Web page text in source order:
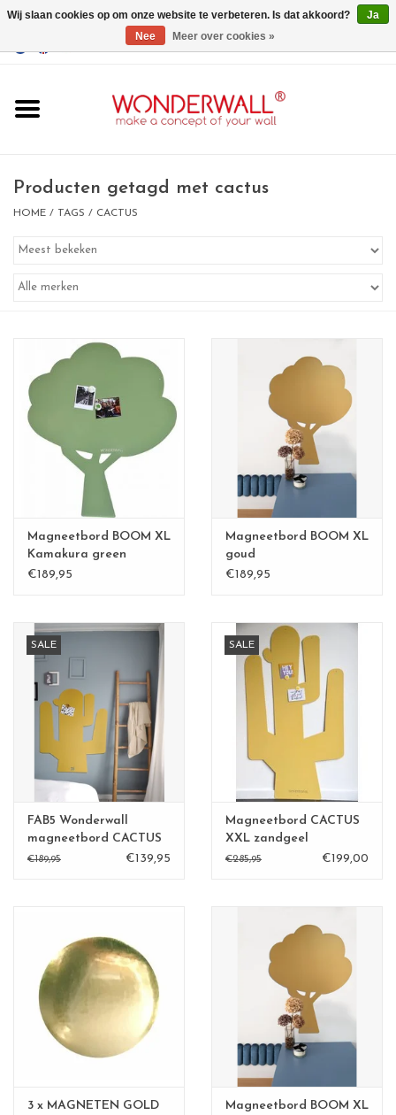
GBP/USD
magneetborden
magneten
BIG SALE , GRAB YOUR
CHANCE
LIMITED EXCLUSIVES
Wandplanken / Shelves
Rechthoekige , vierkante, ronde
magneetborden
Producten getagd met cactus
HOME / TAGS / CACTUS
Magneetbord BOOM XL
Kamakura green
€189,95
Magneetbord BOOM XL
goud
€189,95
SALE
FAB5 Wonderwall
magneetbord CACTUS
XL zandgeel
€189,95 €139,95
SALE
Magneetbord CACTUS
XXL zandgeel
€285,95 €199,00
3 x MAGNETEN GOLD
Magneetbord BOOM XL
Wij slaan cookies op om onze website te verbeteren. Is dat akkoord?
Ja
Nee
Meer over cookies »